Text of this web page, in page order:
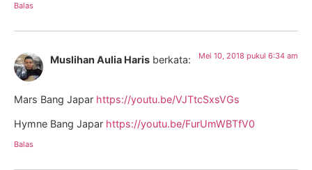
Balas
Muslihan Aulia Haris berkata: Mei 10, 2018 pukul 6:34 am
Mars Bang Japar https://youtu.be/VJTtcSxsVGs
Hymne Bang Japar https://youtu.be/FurUmWBTfV0
Balas